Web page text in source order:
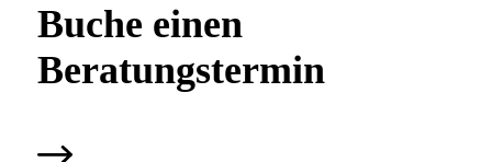
Buche einen
Beratungs­termin